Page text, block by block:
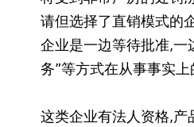
请但选择了直销模式的
企业是一边等待批准,一
务”等方式在从事事实上
这类企业有法人资格,产